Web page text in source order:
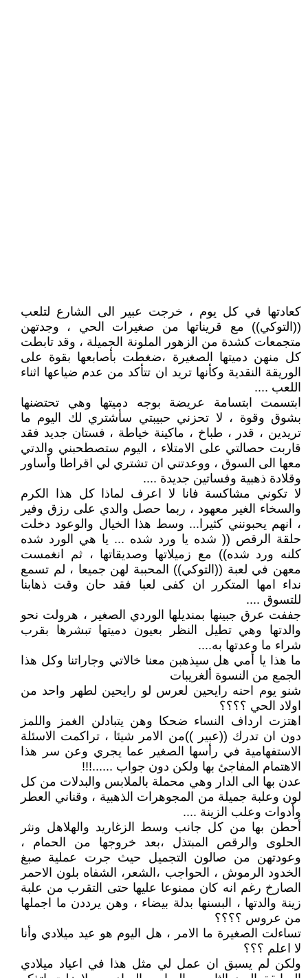
كعادتها في كل يوم ، خرجت عبير الى الشارع لتلعب
((التوكي)) مع قريناتها من صغيرات الحي ، وجدتهن
متجمعات كشدة من الزهور الملونة الجميلة ، وقد تابطت
كل منهن دميتها الصغيرة ،ضغطت بأصابعها بقوة على
الوريقة النقدية وكأنها تريد ان تتأكد من عدم ضياعها اثناء
اللعب ....
ابتسمت ابتسامة عريضة بوجه دميتها وهي تحتضنها
بشوق وقوة ، لا تحزني حبيبتي سأشتري لك اليوم ما
تريدين ، قدر ، طباخ ، ماكينة خياطة ، فستان جديد فقد
قاربت حصالتي على الامتلاء ، اليوم ستصطحبني والدتي
معها الى السوق ، ووعدتني ان تشتري لي اقراطا وأساور
وقلادة ذهبية وفساتين جديدة ....
لا تكوني مشاكسة فانا لا اعرف لماذا كل هذا الكرم
والسخاء الغير معهود ، ربما حصل والدي على رزق وفير
، انهم يحبونني كثيرا... وسط هذا الخيال والوعود دخلت
حلقة الرقص (( شده يا ورد شده ... يا هي الورد شده
كلنه ورد شده)) مع زميلاتها وصديقاتها ، ثم انغمست
معهن في لعبة ((التوكي)) المحببة لهن جميعا ، لم تسمع
نداء امها المتكرر ان كفى لعبا فقد حان وقت ذهابنا
للتسوق ....
جففت عرق جبينها بمنديلها الوردي الصغير ، هرولت نحو
والدتها وهي تطيل النظر بعيون دميتها تبشرها بقرب
شراء ما وعدتها به....
ما هذا يا أمي هل سيذهبن معنا خالاتي وجاراتنا وكل هذا
الجمع من النسوة ألغريبات
شنو يوم احنه رايحين لعرس لو رايحين لطهر واحد من
اولاد الحي ؟؟؟؟
اهتزت ارداف النساء ضحكا وهن يتبادلن الغمز واللمز
دون ان تدرك ((عبير ))من الامر شيئا ، تراكمت الاسئلة
الاستفهامية في رأسها الصغير عما يجري وعن سر هذا
الاهتمام المفاجئ بها ولكن دون جواب ......!!!
عدن بها الى الدار وهي محملة بالملابس والبدلات من كل
لون وعلبة جميلة من المجوهرات الذهبية ، وقناني العطر
وأدوات وعلب الزينة ....
أحطن بها من كل جانب وسط الزغاريد والهلاهل ونثر
الحلوى والرقص المبتذل ،بعد خروجها من الحمام ،
وعودتهن من صالون التجميل حيث جرت عملية صبغ
الخدود الرموش ، الحواجب ،الشعر، الشفاه بلون الاحمر
الصارخ رغم انه كان ممنوعا عليها حتى التقرب من علبة
زينة والدتها ، البسنها بدلة بيضاء ، وهن يرددن ما اجملها
من عروس ؟؟؟؟
تساءلت الصغيرة ما الامر ، هل اليوم هو عيد ميلادي وأنا
لا اعلم ؟؟؟
ولكن لم يسبق ان عمل لي مثل هذا في اعياد ميلادي